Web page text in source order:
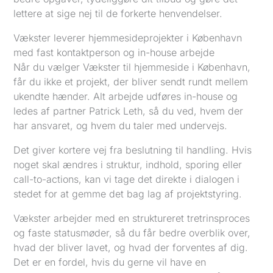
lettere at sige nej til de forkerte henvendelser.
Vækster leverer hjemmesideprojekter i København
med fast kontaktperson og in-house arbejde
Når du vælger Vækster til hjemmeside i København,
får du ikke et projekt, der bliver sendt rundt mellem
ukendte hænder. Alt arbejde udføres in-house og
ledes af partner Patrick Leth, så du ved, hvem der
har ansvaret, og hvem du taler med undervejs.
Det giver kortere vej fra beslutning til handling. Hvis
noget skal ændres i struktur, indhold, sporing eller
call-to-actions, kan vi tage det direkte i dialogen i
stedet for at gemme det bag lag af projektstyring.
Vækster arbejder med en struktureret tretrinsproces
og faste statusmøder, så du får bedre overblik over,
hvad der bliver lavet, og hvad der forventes af dig.
Det er en fordel, hvis du gerne vil have en